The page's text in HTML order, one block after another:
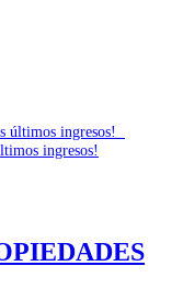
ingresos!